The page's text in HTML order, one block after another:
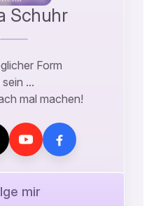
Schuhr
Form
…
mal machen!
mir